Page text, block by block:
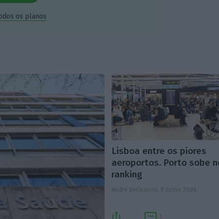
os planos
Lisboa entre os piores
aeroportos. Porto sobe
ranking
André Veríssimo, 9 Junho 2026